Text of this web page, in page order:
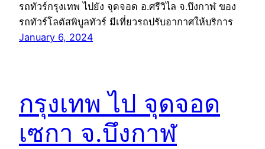
รถทัวร์กรุงเทพ ไปยัง จุดจอด อ.ศรีวิไล จ.บึงกาฬ ของ
รถทัวร์โลตัสพิบูลทัวร์ มีเที่ยวรถปรับอากาศให้บริการ
January 6, 2024
กรุงเทพ ไป จุดจอด
เซกา จ.บึงกาฬ